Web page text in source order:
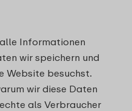
Informationen
wir speichern und
Website besuchst.
wir diese Daten
als Verbraucher